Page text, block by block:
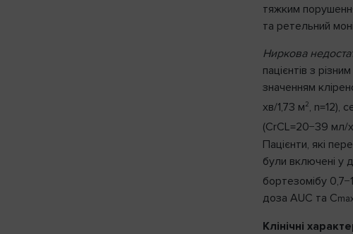
тяжким
та ретельний
Ниркова
пацієнтів з
значенням
хв/1,73 м2, n=12),
(CrCL=20−39 мл/
Пацієнти, які
були включені у
бортезомібу
доза AUC та C
Клінічні